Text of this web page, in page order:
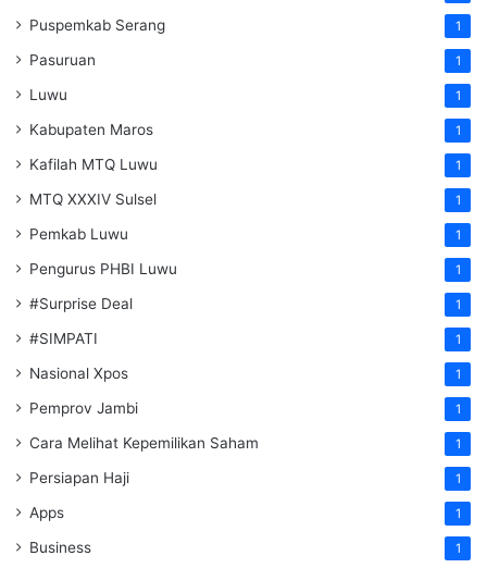
Puspemkab Serang 1
Pasuruan 1
Luwu 1
Kabupaten Maros 1
Kafilah MTQ Luwu 1
MTQ XXXIV Sulsel 1
Pemkab Luwu 1
Pengurus PHBI Luwu 1
#Surprise Deal 1
#SIMPATI 1
Nasional Xpos 1
Pemprov Jambi 1
Cara Melihat Kepemilikan Saham 1
Persiapan Haji 1
Apps 1
Business 1